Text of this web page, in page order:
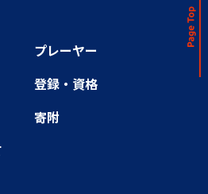
プレーヤー
登録・資格
寄附